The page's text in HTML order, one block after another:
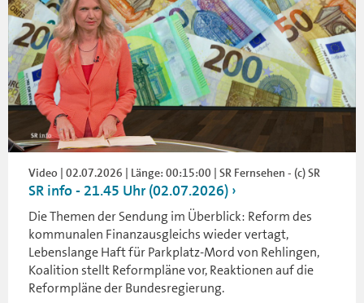
Video | 02.07.2026 | Länge: 00:15:00 | SR Fernsehen - (c) SR
SR info - 21.45 Uhr (02.07.2026)
Die Themen der Sendung im Überblick: Reform des
kommunalen Finanzausgleichs wieder vertagt,
Lebenslange Haft für Parkplatz-Mord von Rehlingen,
Koalition stellt Reformpläne vor, Reaktionen auf die
Reformpläne der Bundesregierung.